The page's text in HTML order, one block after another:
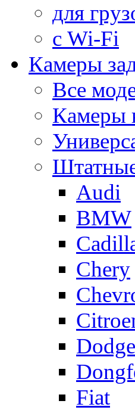
для
с Wi-Fi
Камеры
Все
Камеры
Audi
BMW
Chery
Dodge
Fiat